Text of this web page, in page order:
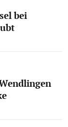
bei